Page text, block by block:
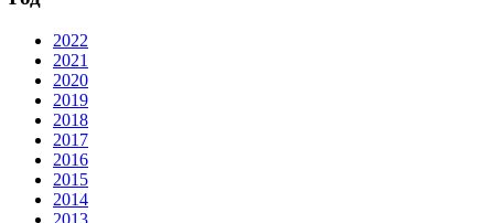
2022
2021
2020
2019
2018
2017
2016
2015
2014
2013